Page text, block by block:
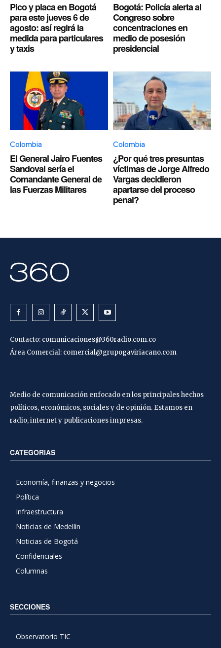
Pico y placa en Bogotá
para este jueves 6 de
agosto: así regirá la
medida para particulares
y taxis
Bogotá: Policía alerta al
Congreso sobre
concentraciones en
medio de posesión
presidencial
Colombia
El General Jairo Fuentes
Sandoval sería el
Comandante General de
las Fuerzas Militares
Colombia
¿Por qué tres presuntas
víctimas de Jorge Alfredo
Vargas decidieron
apartarse del proceso
penal?
Contacto: comunicaciones@360radio.com.co
Área Comercial: comercial@grupogaviriacano.com
Medio de comunicación enfocado en los principales hechos
políticos, económicos, sociales y de opinión. Estamos en
radio, internet y publicaciones impresas.
CATEGORIAS
Economía, finanzas y negocios
Política
Infraestructura
Noticias de Medellín
Noticias de Bogotá
Confidenciales
Columnas
SECCIONES
Observatorio TIC